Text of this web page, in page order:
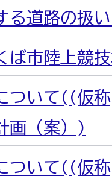
る道路の扱
ば市陸上競
ついて((仮
画（案）)
ついて((仮